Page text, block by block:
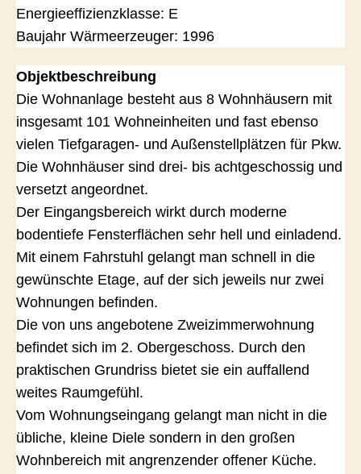
Energieeffizienzklasse: E
Baujahr Wärmeerzeuger: 1996
Objektbeschreibung
Die Wohnanlage besteht aus 8 Wohnhäusern mit
insgesamt 101 Wohneinheiten und fast ebenso
vielen Tiefgaragen- und Außenstellplätzen für Pkw.
Die Wohnhäuser sind drei- bis achtgeschossig und
versetzt angeordnet.
Der Eingangsbereich wirkt durch moderne
bodentiefe Fensterflächen sehr hell und einladend.
Mit einem Fahrstuhl gelangt man schnell in die
gewünschte Etage, auf der sich jeweils nur zwei
Wohnungen befinden.
Die von uns angebotene Zweizimmerwohnung
befindet sich im 2. Obergeschoss. Durch den
praktischen Grundriss bietet sie ein auffallend
weites Raumgefühl.
Vom Wohnungseingang gelangt man nicht in die
übliche, kleine Diele sondern in den großen
Wohnbereich mit angrenzender offener Küche.